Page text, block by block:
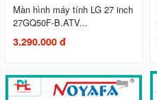
Màn hình máy tính LG 27 inch
27GQ50F-B.ATV...
3.290.000 đ